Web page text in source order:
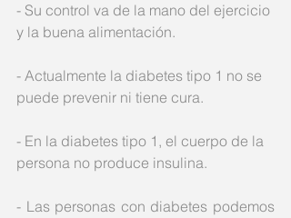
- Su control va de la mano del ejercicio
y la buena alimentación.
- Actualmente la diabetes tipo 1 no se
puede prevenir ni tiene cura.
- En la diabetes tipo 1, el cuerpo de la
persona no produce insulina.
- Las personas con diabetes podemos